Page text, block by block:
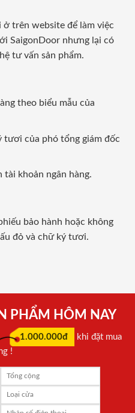
ở trên website để làm việc
SaigonDoor nhưng lại có
tư vấn sản phẩm.
theo biểu mẫu của
tươi của phó tổng giám đốc
khoản ngân hàng.
bảo hành hoặc không
đỏ và chữ ký tươi.
PHẨM HÔM NAY
1.000.000đ
khi đặt mua
!